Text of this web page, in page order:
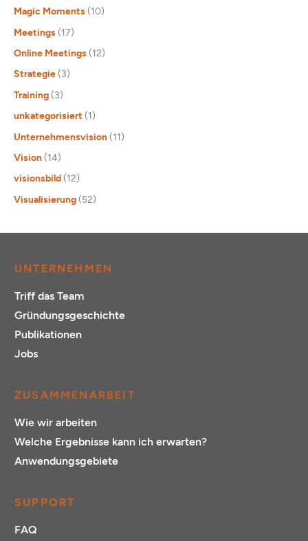
Magic Moments (10)
Meetings (17)
Online Meetings (12)
Strategie (3)
Training (3)
unkategorisiert (1)
Unternehmensvision (11)
Vision (14)
visionsbild (12)
Visualisierung (52)
UNTERNEHMEN
Triff das Team
Gründungsgeschichte
Publikationen
Jobs
ZUSAMMENARBEIT
Wie wir arbeiten
Welche Ergebnisse kann ich erwarten?
Anwendungsgebiete
SUPPORT
FAQ